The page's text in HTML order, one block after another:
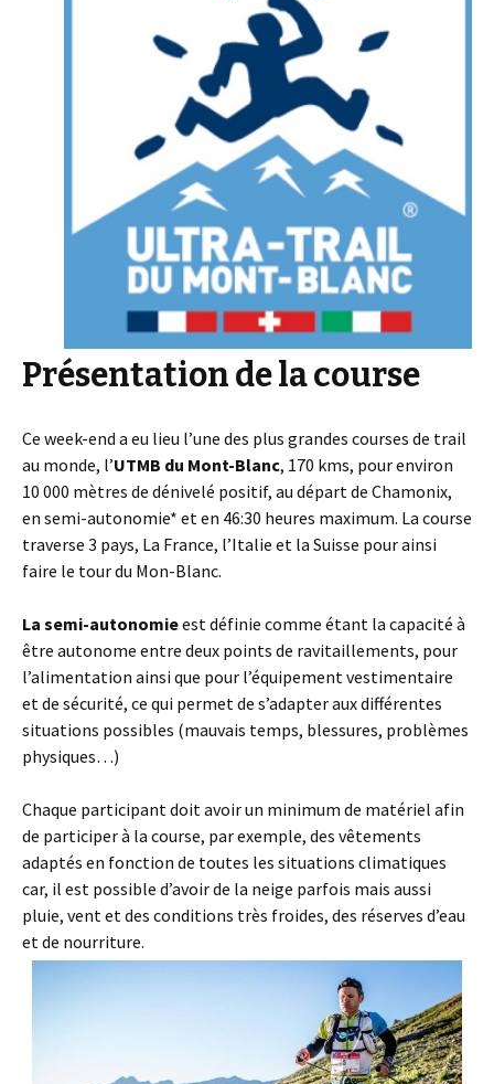
Présentation de la course
Ce week-end a eu lieu l’une des plus grandes courses de trail
au monde, l’UTMB du Mont-Blanc, 170 kms, pour environ
10 000 mètres de dénivelé positif, au départ de Chamonix,
en semi-autonomie* et en 46:30 heures maximum. La course
traverse 3 pays, La France, l’Italie et la Suisse pour ainsi
faire le tour du Mon-Blanc.
La semi-autonomieest définie comme étant la capacité à
être autonome entre deux points de ravitaillements, pour
l’alimentation ainsi que pour l’équipement vestimentaire
et de sécurité, ce qui permet de s’adapter aux différentes
situations possibles (mauvais temps, blessures, problèmes
physiques…)
Chaque participant doit avoir un minimum de matériel afin
de participer à la course, par exemple, des vêtements
adaptés en fonction de toutes les situations climatiques
car, il est possible d’avoir de la neige parfois mais aussi
pluie, vent et des conditions très froides, des réserves d’eau
et de nourriture.